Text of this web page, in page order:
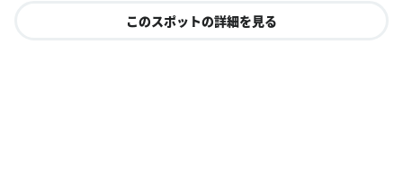
このスポットの詳細を見る